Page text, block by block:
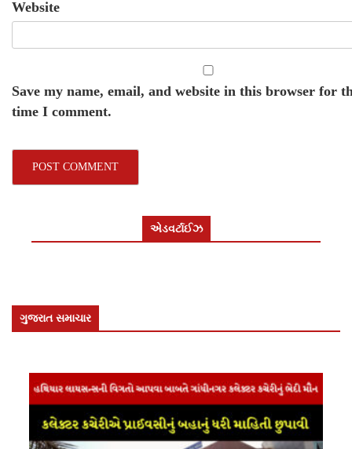
Website
Save my name, email, and website in this browser for
time I comment.
એડવર્ટાઈઝ
ગુજરાત સમાચાર